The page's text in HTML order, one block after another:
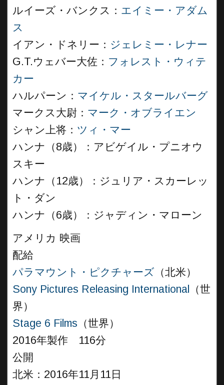
ルイーズ・バンクス： エイミー・アダム
ス
イアン・ドネリー： ジェレミー・レナー
G.T.ウェバー大佐： フォレスト・ウィテ
カー
ハルパーン： マイケル・スタールバーグ
マークス大尉： マーク・オブライエン
シャン上将： ツィ・マー
ハンナ（8歳）：アビゲイル・プニオウ
スキー
ハンナ（12歳）：ジュリア・スカーレッ
ト・ダン
ハンナ（6歳）：ジャディン・マローン
アメリカ 映画
配給
パラマウント・ピクチャーズ （北米）
Sony Pictures Releasing International
（世
界）
Stage 6 Films （世界）
2016年製作 116分
公開
北米：2016年11月11日